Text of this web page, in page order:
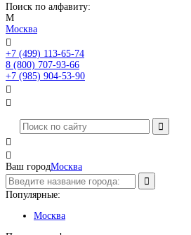
Поиск по алфавиту:
М
Москва

+7 (499) 113-65-74
8 (800) 707-93-66
+7 (985) 904-53-90




Ваш городМосква
Популярные:
Москва